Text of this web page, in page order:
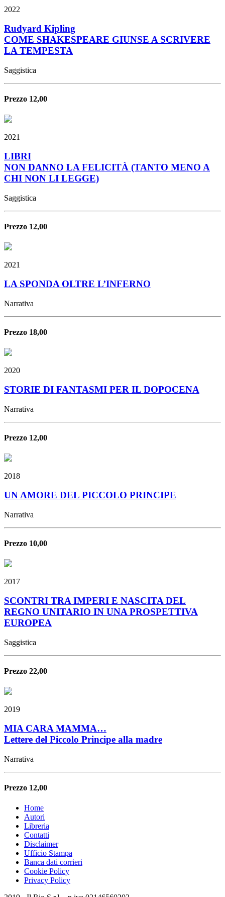
2022
Rudyard Kipling
COME SHAKESPEARE GIUNSE A SCRIVERE
LA TEMPESTA
Saggistica
Prezzo 12,00
2021
LIBRI
NON DANNO LA FELICITÀ (TANTO MENO A
CHI NON LI LEGGE)
Saggistica
Prezzo 12,00
2021
LA SPONDA OLTRE L’INFERNO
Narrativa
Prezzo 18,00
2020
STORIE DI FANTASMI PER IL DOPOCENA
Narrativa
Prezzo 12,00
2018
UN AMORE DEL PICCOLO PRINCIPE
Narrativa
Prezzo 10,00
2017
SCONTRI TRA IMPERI E NASCITA DEL
REGNO UNITARIO IN UNA PROSPETTIVA
EUROPEA
Saggistica
Prezzo 22,00
2019
MIA CARA MAMMA…
Lettere del Piccolo Principe alla madre
Narrativa
Prezzo 12,00
Home
Autori
Libreria
Contatti
Disclaimer
Ufficio Stampa
Banca dati corrieri
Cookie Policy
Privacy Policy